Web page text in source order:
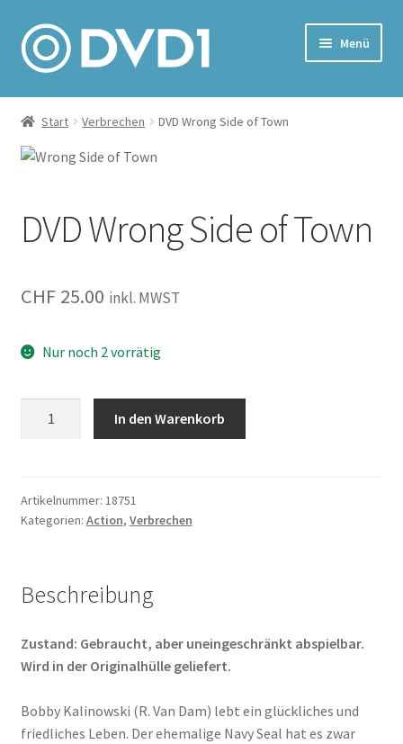
Zur
Navigation
springen
Zum
Inhalt
springen
Menü
Home
Versand & Lieferung
Start Verbrechen DVD Wrong Side of Town
DVD Wrong Side of Town
CHF25.00 inkl. MWST
Nur noch 2 vorrätig
Menge
In den Warenkorb
Artikelnummer: 18751
Kategorien: Action, Verbrechen
Beschreibung
Zustand: Gebraucht, aber uneingeschränkt abspielbar.
Wird in der Originalhülle geliefert.
Bobby Kalinowski (R. Van Dam) lebt ein glückliches und
friedliches Leben. Der ehemalige Navy Seal hat es zwar